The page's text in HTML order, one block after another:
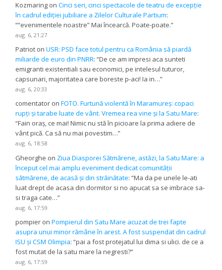
Kozmaring onCinci seri, cinci spectacole de teatru de excepție
în cadrul ediției jubiliare a Zilelor Culturale Partium:
““evenimentele noastre” Mai încearcă. Poate-poate.”
aug. 6, 21:27
Patriot onUSR: PSD face totul pentru ca România să piardă
miliarde de euro din PNRR: “De ce am impresi aca sunteti
emigranti existentiali sau economici, pe intelesul tuturor,
capsunari, majoritatea care boreste p-aci! Ia in…”
aug. 6, 20:33
comentator onFOTO. Furtună violentă în Maramureș: copaci
rupți și tarabe luate de vânt. Vremea rea vine și la Satu Mare:
“Fain oraș, ce mai! Nimic nu stă în picioare la prima adiere de
vânt pică. Ca să nu mai povestim…”
aug. 6, 18:58
Gheorghe on Ziua Diasporei Sătmărene, astăzi, la Satu Mare: a
început cel mai amplu eveniment dedicat comunității
sătmărene, de acasă și din străinătate: “Ma da pe unele le-ati
luat drept de acasa din dormitor si no apucat sa se imbrace sa-
si traga cate…”
aug. 6, 17:59
pompier onPompierul din Satu Mare acuzat de trei fapte
asupra unui minor rămâne în arest. A fost suspendat din cadrul
ISU și CSM Olimpia: “pai a fost protejatul lui dima si ulici. de ce a
fost mutat de la satu mare la negresti?”
aug. 6, 17:59